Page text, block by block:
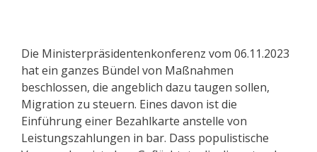
Die Ministerpräsidentenkonferenz vom 06.11.2023
hat ein ganzes Bündel von Maßnahmen
beschlossen, die angeblich dazu taugen sollen,
Migration zu steuern. Eines davon ist die
Einführung einer Bezahlkarte anstelle von
Leistungszahlungen in bar. Dass populistische